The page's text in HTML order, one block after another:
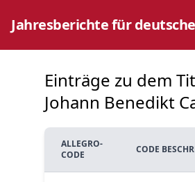
Jahresberichte für
Einträge zu dem
Johann Benedikt
ALLEGRO-
CODE
CODE